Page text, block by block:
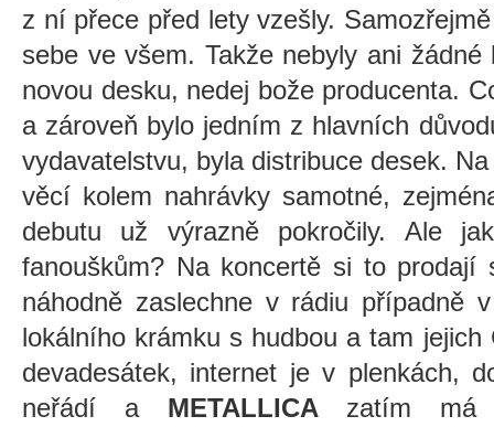
z ní přece před lety vzešly.
sebe ve všem. Takže nebyly ani
novou desku, nedej bože producenta.
a zároveň bylo jedním z hlavních
vydavatelstvu, byla distribuce desek.
věcí kolem nahrávky samotné,
debutu už výrazně pokročily. Ale
fanouškům? Na koncertě si to prodají
náhodně zaslechne v rádiu případně
lokálního krámku s hudbou a tam
devadesátek, internet je v plenkách,
neřádí a METALLICAzatím má